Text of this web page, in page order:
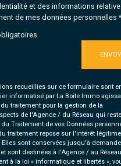
et des informations
de mes données personnelles *
recueillies sur ce formulaire sont
informatisé par La Boite Immo
du traitement pour la gestion de la
de l'Agence / du Réseau qui reste
du Traitement de vos Données
traitement repose sur l'intérêt
Elles sont conservées jusqu'à
sont destinées à l'Agence / au
à la loi « informatique et libertés »,